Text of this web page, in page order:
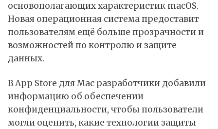
основополагающих характеристик macOS.
Новая операционная система предоставит
пользователям ещё больше прозрачности и
возможностей по контролю и защите
данных.
В App Store для Mac разработчики добавили
информацию об обеспечении
конфиденциальности, чтобы пользователи
могли оценить, какие технологии защиты